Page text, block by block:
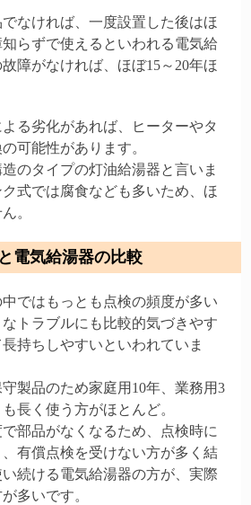
なければ、一度設置した後はほ
らずで使えるといわれる電気給
障がなければ、ほぼ15～20年ほ
る劣化があれば、ヒーターやタ
可能性があります。
のタイプの灯油給湯器と言いま
式では腐食なども多いため、ほ
。
電気給湯器の比較
ではもっとも点検の頻度が多い
トラブルにも比較的気づきやす
持ちしやすいといわれていま
製品のため家庭用10年、業務用3
長く使う方がほとんど。
部品がなくなるため、点検時に
有償点検を受けない方が多く結
続ける電気給湯器の方が、実際
多いです。